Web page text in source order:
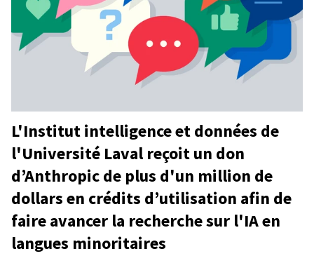
L'Institut intelligence et données de
l'Université Laval reçoit un don
d’Anthropic de plus d'un million de
dollars en crédits d’utilisation afin de
faire avancer la recherche sur l'IA en
langues minoritaires